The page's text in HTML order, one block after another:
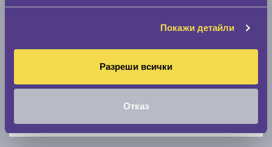
Покажи детайли
Разреши всички
Отказ